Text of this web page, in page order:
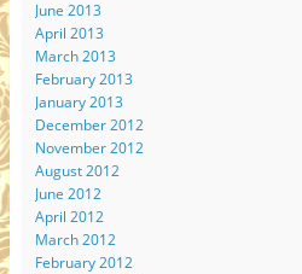
June 2013
April 2013
March 2013
February 2013
January 2013
December 2012
November 2012
August 2012
June 2012
April 2012
March 2012
February 2012